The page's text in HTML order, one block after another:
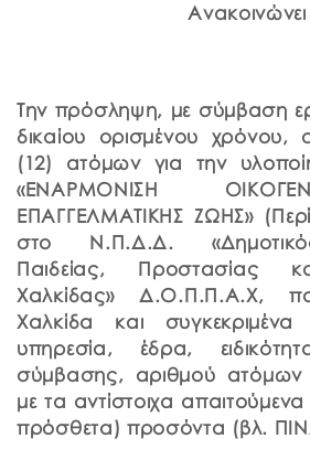
Ανακοινώνει
Την πρόσληψη, με σύμβαση
δικαίου ορισμένου χρόνου,
(12) ατόμων για την
«ΕΝΑΡΜΟΝΙΣΗ
ΕΠΑΓΓΕΛΜΑΤΙΚΗΣ ΖΩΗΣ»
στο Ν.Π.Δ.Δ.
Παιδείας, Προστασίας
Χαλκίδας» Δ.Ο.Π.Π.Α.Χ,
Χαλκίδα και
υπηρεσία, έδρα,
σύμβασης, αριθμού
με τα αντίστοιχα
πρόσθετα) προσόντα (βλ.